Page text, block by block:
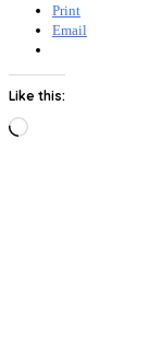
Print
Email
Like this:
Loading…